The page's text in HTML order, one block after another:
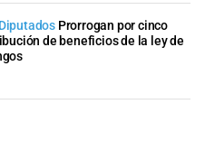
Prorrogan por cinco
de beneficios de la ley de